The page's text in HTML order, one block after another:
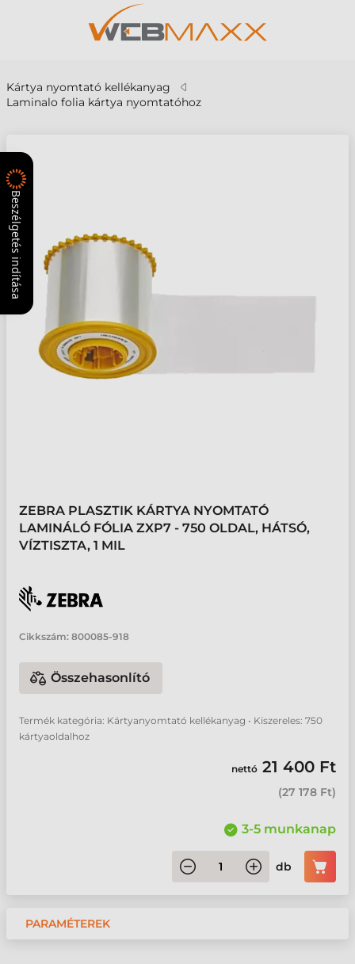
Kártya nyomtató kellékanyag
Laminalo folia kártya nyomtatóhoz
ZEBRA PLASZTIK KÁRTYA NYOMTATÓ
LAMINÁLÓ FÓLIA ZXP7 - 750 OLDAL, HÁTSÓ,
VÍZTISZTA, 1 MIL
Cikkszám: 800085-918
Összehasonlító
Termék kategória: Kártyanyomtató kellékanyag • Kiszereles: 750
kártyaoldalhoz
nettó 21 400 Ft
(27 178 Ft)
3-5 munkanap
db
PARAMÉTEREK
Beszélgetés indítása